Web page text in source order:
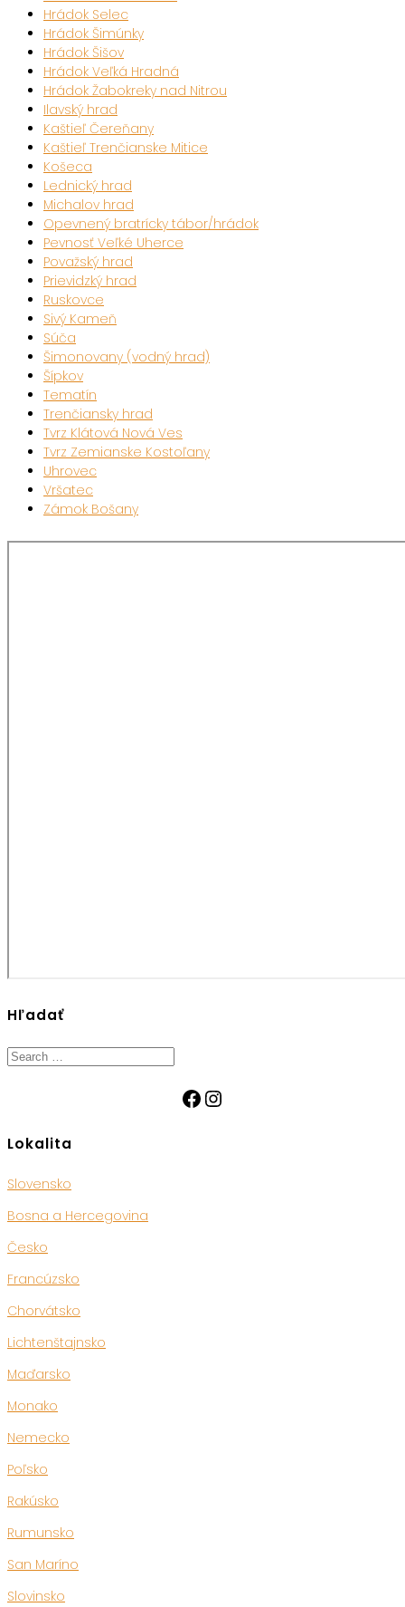
Hrádok Selec
Hrádok Šimúnky
Hrádok Šišov
Hrádok Veľká Hradná
Hrádok Žabokreky nad Nitrou
Ilavský hrad
Kaštieľ Čereňany
Kaštieľ Trenčianske Mitice
Košeca
Lednický hrad
Michalov hrad
Opevnený bratrícky tábor/hrádok
Pevnosť Veľké Uherce
Považský hrad
Prievidzký hrad
Ruskovce
Sivý Kameň
Súča
Šimonovany (vodný hrad)
Šípkov
Tematín
Trenčiansky hrad
Tvrz Klátová Nová Ves
Tvrz Zemianske Kostoľany
Uhrovec
Vršatec
Zámok Bošany
Hľadať
Search
Facebook
Instagram
Lokalita
Slovensko
Bosna a Hercegovina
Česko
Francúzsko
Chorvátsko
Lichtenštajnsko
Maďarsko
Monako
Nemecko
Poľsko
Rakúsko
Rumunsko
San Maríno
Slovinsko